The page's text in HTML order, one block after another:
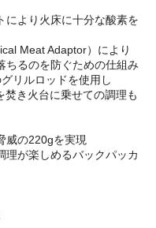
により火床に十分な酸素を
Meat Adaptor）により
ちるのを防ぐための仕組み
リルロッドを使用し
き火台に乗せての調理も
威の220gを実現
理が楽しめるバックパッカ